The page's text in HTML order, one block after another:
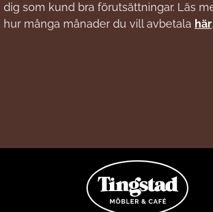
dig som kund bra förutsättningar. Läs
hur många månader du vill avbetala här.